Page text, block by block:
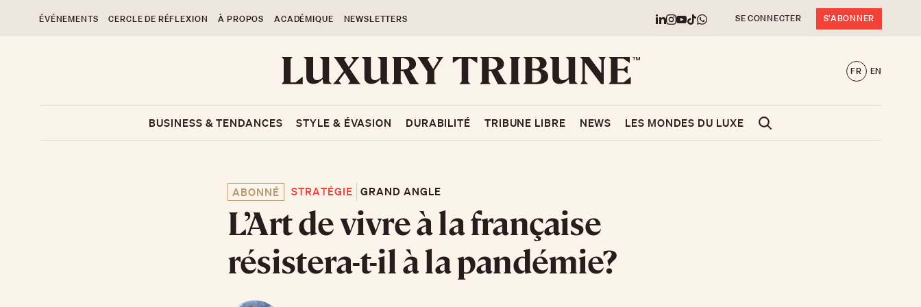
ÉVÉNEMENTS CERCLE DE RÉFLEXION À PROPOS ACADÉMIQUE NEWSLETTERS SE CONNECTER S'ABONNER
FR EN
BUSINESS & TENDANCES STYLE & ÉVASION DURABILITÉ TRIBUNE LIBRE NEWS LES MONDES DU LUXE
ABONNÉ STRATÉGIE GRAND ANGLE
L’Art de vivre à la française
résistera-t-il à la pandémie?